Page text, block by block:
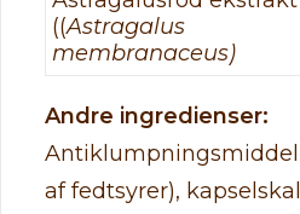
((Astragalus
membranaceus)
Andre ingredienser:
A
af fedtsyrer), kapselskal